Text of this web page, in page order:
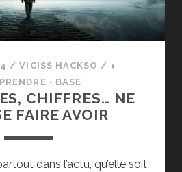
/VICISS HACKSO / ⬧
· BASE
CHIFFRES… NE
FAIRE AVOIR
dans l’actu’, qu’elle soit